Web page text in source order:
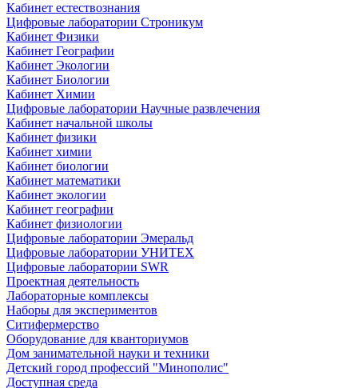
Кабинет естествознания
Цифровые лаборатории Строникум
Кабинет Физики
Кабинет Географии
Кабинет Экологии
Кабинет Биологии
Кабинет Химии
Цифровые лаборатории Научные развлечения
Кабинет начальной школы
Кабинет физики
Кабинет химии
Кабинет биологии
Кабинет математики
Кабинет экологии
Кабинет географии
Кабинет физиологии
Цифровые лаборатории Эмеральд
Цифровые лаборатории УНИТЕХ
Цифровые лаборатории SWR
Проектная деятельность
Лабораторные комплексы
Наборы для экспериментов
Ситифермерство
Оборудование для кванториумов
Дом занимательной науки и техники
Детский город профессий "Минополис"
Доступная среда